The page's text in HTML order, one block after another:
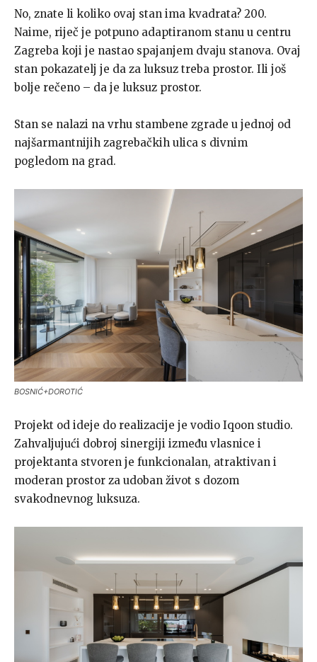
No, znate li koliko ovaj stan ima kvadrata? 200.
Naime, riječ je potpuno adaptiranom stanu u centru
Zagreba koji je nastao spajanjem dvaju stanova. Ovaj
stan pokazatelj je da za luksuz treba prostor. Ili još
bolje rečeno – da je luksuz prostor.
Stan se nalazi na vrhu stambene zgrade u jednoj od
najšarmantnijih zagrebačkih ulica s divnim
pogledom na grad.
BOSNIĆ+DOROTIĆ
Projekt od ideje do realizacije je vodio Iqoon studio.
Zahvaljujući dobroj sinergiji između vlasnice i
projektanta stvoren je funkcionalan, atraktivan i
moderan prostor za udoban život s dozom
svakodnevnog luksuza.